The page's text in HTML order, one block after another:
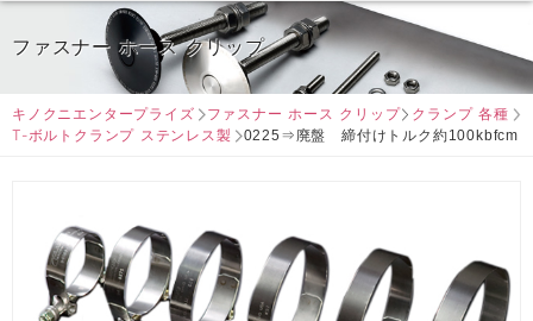
ファスナー ホース クリップ
キノクニエンタープライズ ファスナー ホース クリップ
クランプ 各種
T-ボルトクランプ ステンレス製
0225⇒廃盤 締付けトルク約100kbfcm